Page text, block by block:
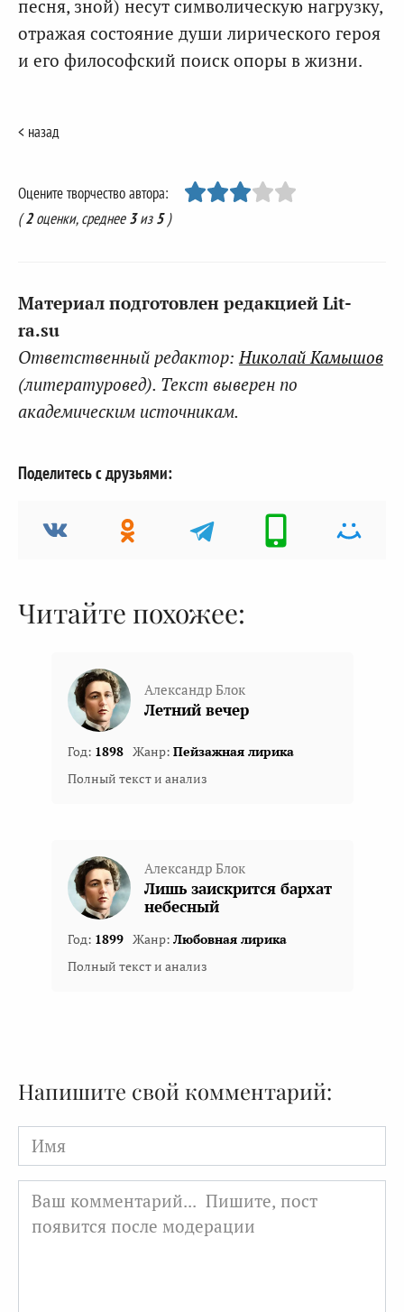
песня, зной) несут символическую нагрузку,
отражая состояние души лирического героя
и его философский поиск опоры в жизни.
< назад
Оцените творчество автора:
(2оценки, среднее3из5)
Материал подготовлен редакцией Lit-
ra.su
Ответственный редактор: Николай Камышов
(литературовед). Текст выверен по
академическим источникам.
Поделитесь с друзьями:
Читайте похожее:
Александр Блок
Летний вечер
Год: 1898 Жанр: Пейзажная лирика
Полный текст и анализ
Александр Блок
Лишь заискрится бархат
небесный
Год: 1899 Жанр: Любовная лирика
Полный текст и анализ
Напишите свой комментарий:
Имя